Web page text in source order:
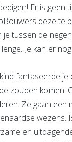
Er is geen
deze te
je tussen de
Je kan er
fantaseerde
zouden komen.
Ze gaan een
wezens.
en